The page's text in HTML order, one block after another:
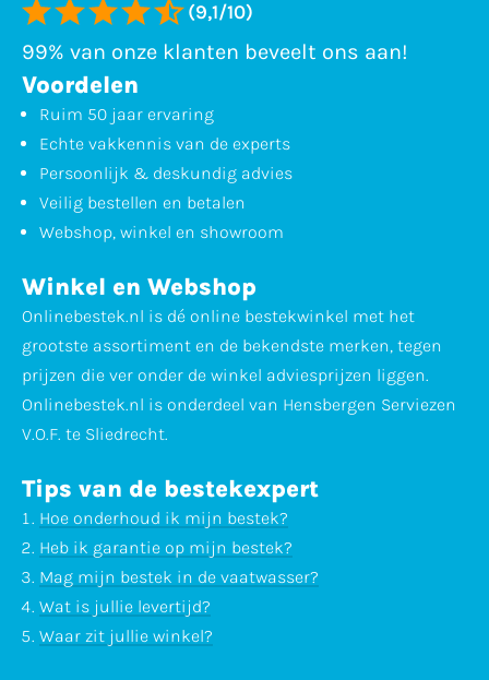
(9,1/10)
99% van onze klanten beveelt ons aan!
Voordelen
Ruim 50 jaar ervaring
Echte vakkennis van de experts
Persoonlijk & deskundig advies
Veilig bestellen en betalen
Webshop, winkel en showroom
Winkel en Webshop
Onlinebestek.nl is dé online bestekwinkel met het
grootste assortiment en de bekendste merken, tegen
prijzen die ver onder de winkel adviesprijzen liggen.
Onlinebestek.nl is onderdeel van Hensbergen Serviezen
V.O.F. te Sliedrecht.
Tips van de bestekexpert
Hoe onderhoud ik mijn bestek?
Heb ik garantie op mijn bestek?
Mag mijn bestek in de vaatwasser?
Wat is jullie levertijd?
Waar zit jullie winkel?